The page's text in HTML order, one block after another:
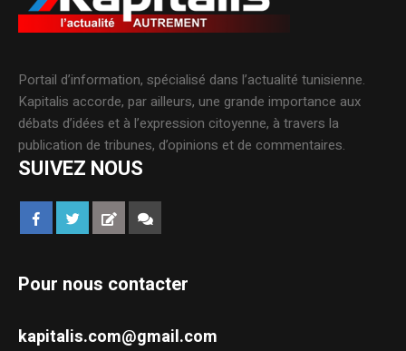
Portail d’information, spécialisé dans l’actualité tunisienne.
Kapitalis accorde, par ailleurs, une grande importance aux
débats d’idées et à l’expression citoyenne, à travers la
publication de tribunes, d’opinions et de commentaires.
SUIVEZ NOUS
Pour nous contacter
kapitalis.com@gmail.com